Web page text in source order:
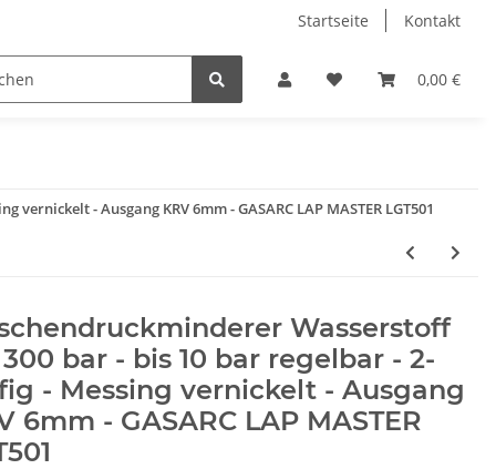
Startseite Kontakt
0,00 €
- Ausgang KRV 6mm - GASARC LAP MASTER LGT501
Wasserstoff
bar - bis 10 bar regelbar - 2-
- Messing vernickelt - Ausgang
6mm - GASARC LAP MASTER